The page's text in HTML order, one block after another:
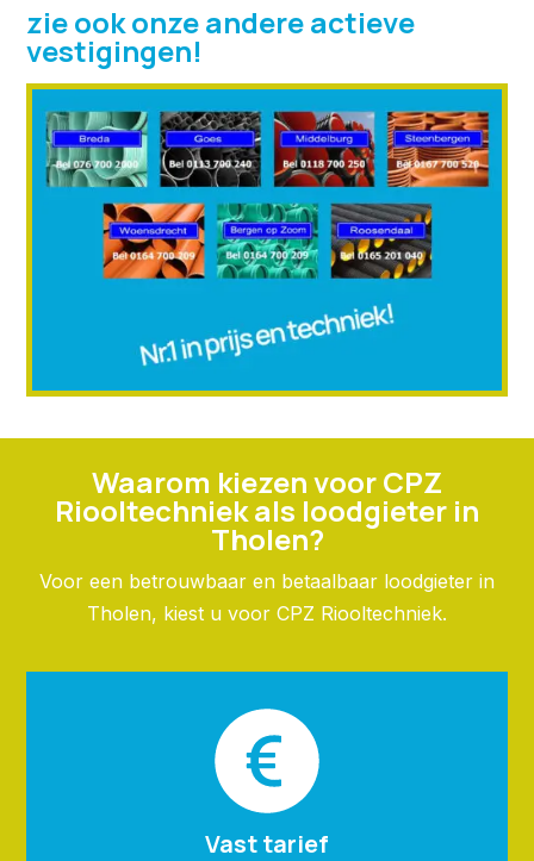
zie ook onze andere actieve
vestigingen!
Waarom kiezen voor CPZ
Riooltechniek als loodgieter in
Tholen?
Voor een betrouwbaar en betaalbaar loodgieter in
Tholen, kiest u voor CPZ Riooltechniek.
Vast tarief